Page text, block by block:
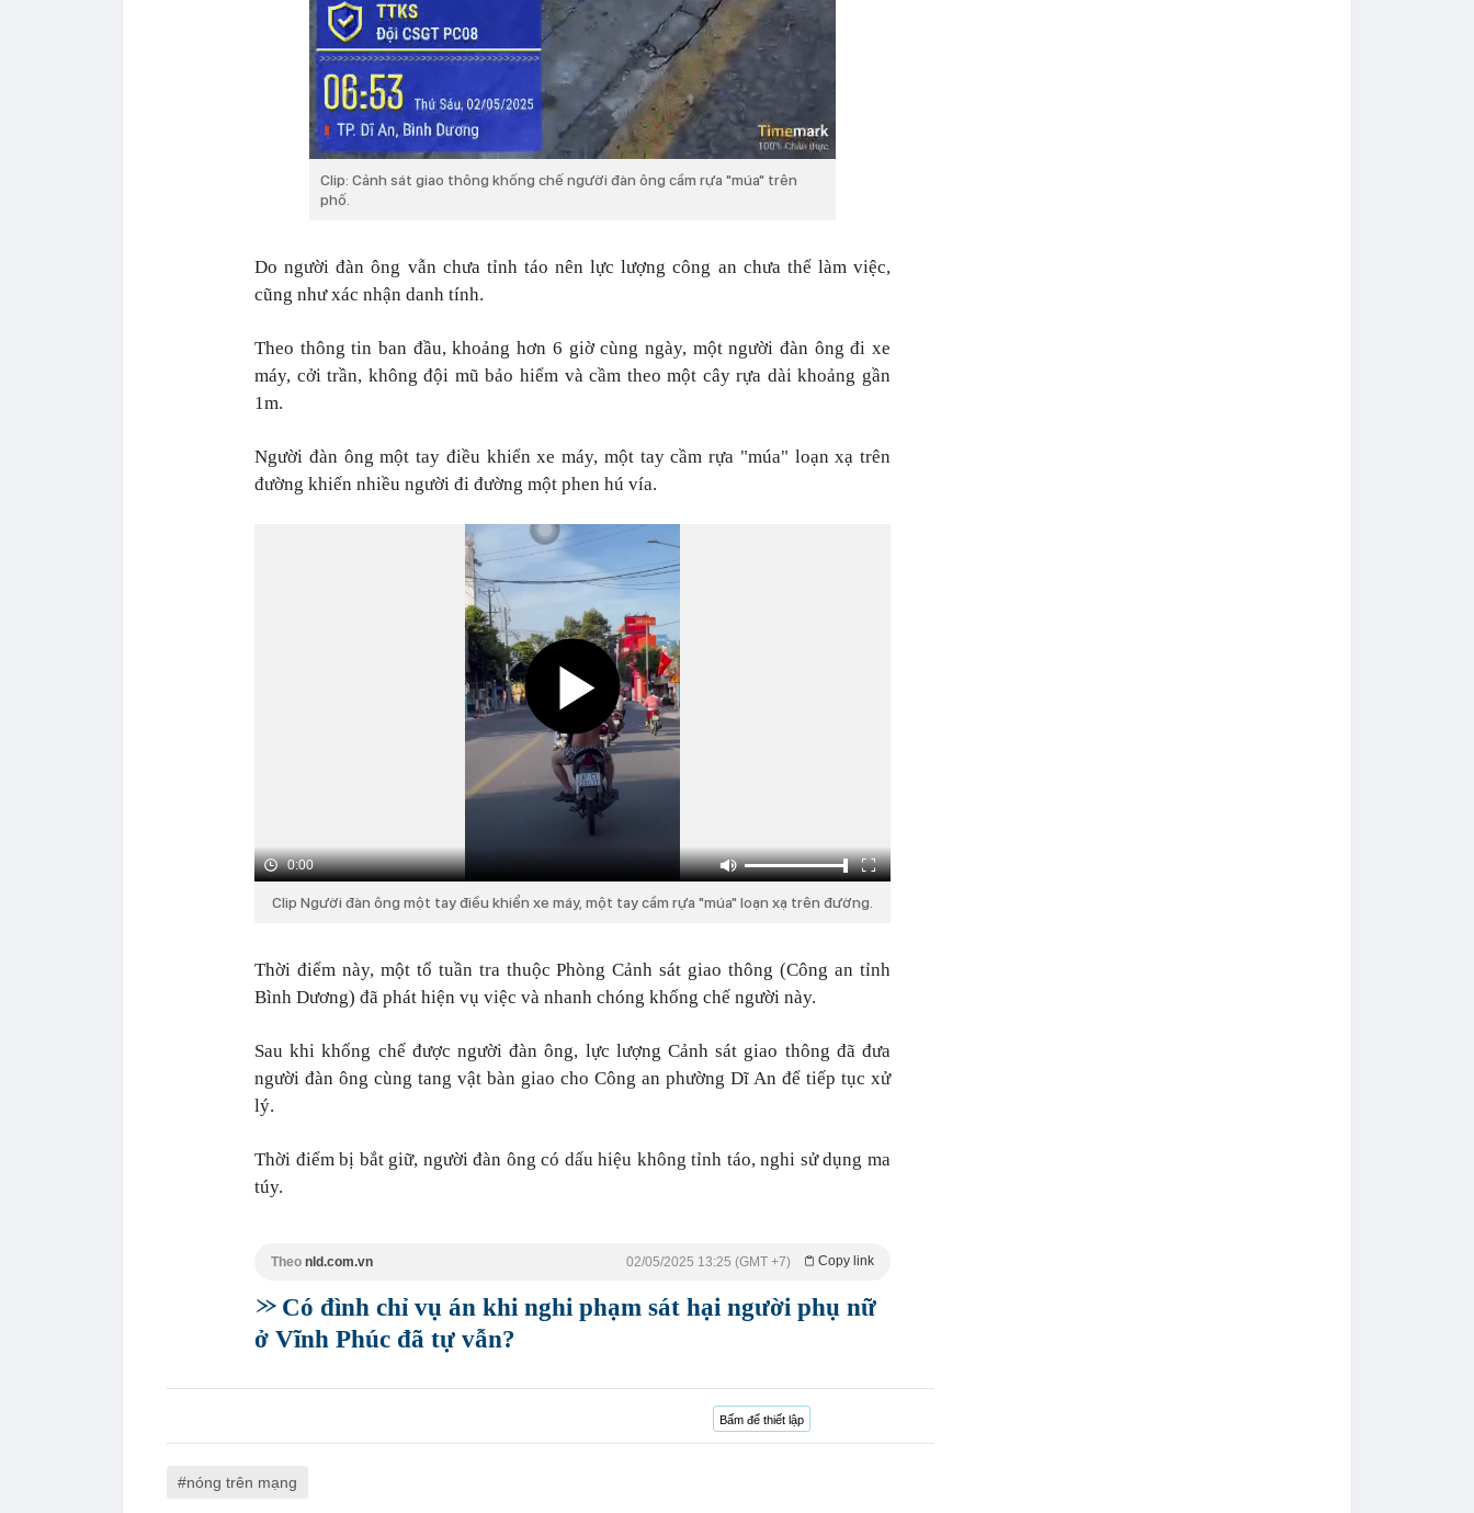
Clip: Cảnh sát giao thông khống chế người đàn ông cầm rựa "múa" trên
phố.
Do người đàn ông vẫn chưa tỉnh táo nên lực lượng công an chưa thể làm việc,
cũng như xác nhận danh tính.
Theo thông tin ban đầu, khoảng hơn 6 giờ cùng ngày, một người đàn ông đi xe
máy, cởi trần, không đội mũ bảo hiểm và cầm theo một cây rựa dài khoảng gần
1m.
Người đàn ông một tay điều khiển xe máy, một tay cầm rựa "múa" loạn xạ trên
đường khiến nhiều người đi đường một phen hú vía.
0:00
Clip Người đàn ông một tay điều khiển xe máy, một tay cầm rựa "múa" loạn xạ trên đường.
Thời điểm này, một tổ tuần tra thuộc Phòng Cảnh sát giao thông (Công an tỉnh
Bình Dương) đã phát hiện vụ việc và nhanh chóng khống chế người này.
Sau khi khống chế được người đàn ông, lực lượng Cảnh sát giao thông đã đưa
người đàn ông cùng tang vật bàn giao cho Công an phường Dĩ An để tiếp tục xử
lý.
Thời điểm bị bắt giữ, người đàn ông có dấu hiệu không tỉnh táo, nghi sử dụng ma
túy.
Theo nld.com.vn Copy link
02/05/2025 13:25 (GMT +7)
Có đình chỉ vụ án khi nghi phạm sát hại người phụ nữ
ở Vĩnh Phúc đã tự vẫn?
Bấm để thiết lập
nóng trên mạng